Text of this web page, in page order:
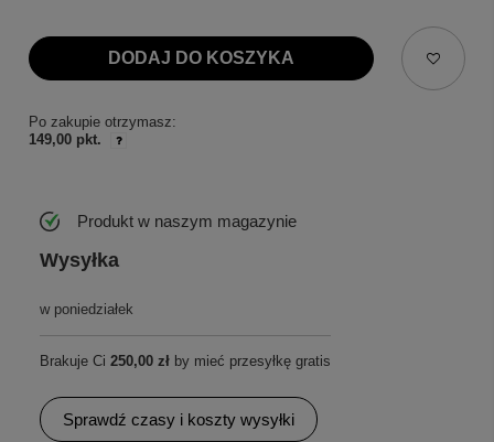
DODAJ DO KOSZYKA
Po zakupie otrzymasz:
149,00 pkt.
Produkt w naszym magazynie
Wysyłka
w poniedziałek
Brakuje Ci 250,00 zł by mieć przesyłkę gratis
Sprawdź czasy i koszty wysyłki